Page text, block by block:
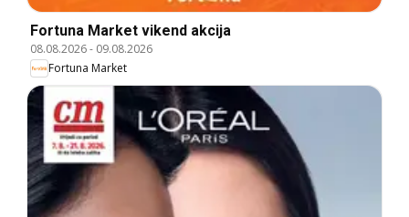
Fortuna Market vikend akcija
08.08.2026- 09.08.2026
Fortuna Market